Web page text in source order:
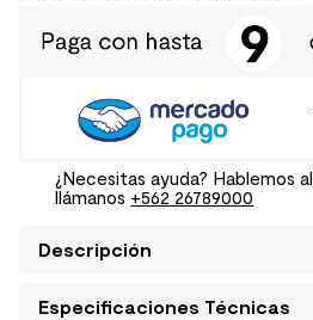
¿Necesitas ayuda? Hablemos al
llámanos +562 26789000
Descripción
Especificaciones Técnicas